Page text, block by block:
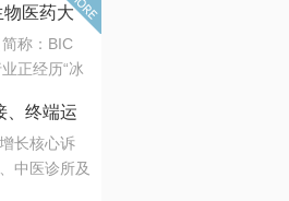
物医药大
称：BIC
正经历“冰
付与入院
全产业链协
，定义未
、终端运
长核心诉
中医诊所及